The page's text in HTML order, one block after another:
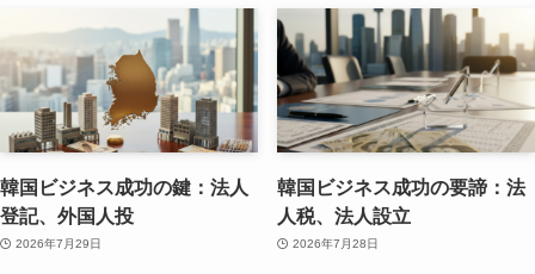
韓国ビジネス成功の鍵：法人
登記、外国人投
2026年7月29日
韓国ビジネス成功の要諦：法
人税、法人設立
2026年7月28日